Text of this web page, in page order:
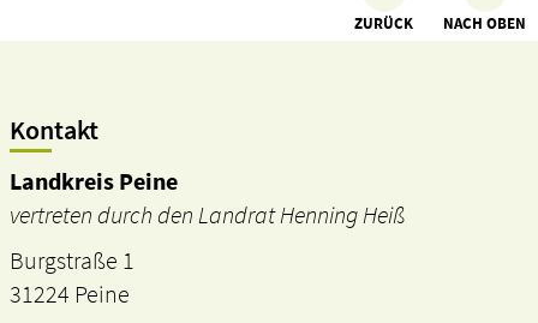
ZURÜCK NACH OBEN
Kontakt
Landkreis Peine
vertreten durch den Landrat Henning Heiß
Burgstraße 1
31224 Peine